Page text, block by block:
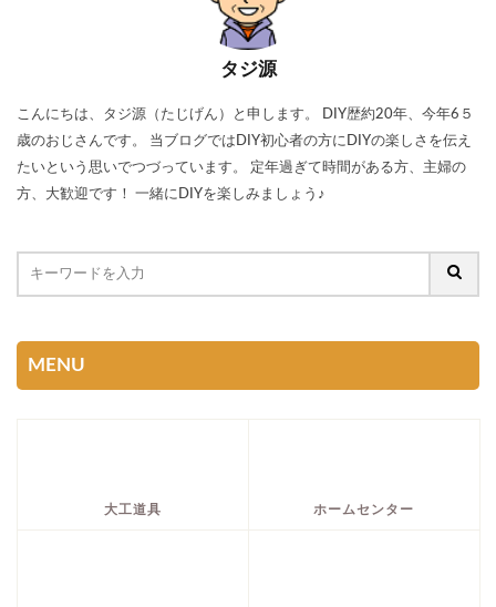
タジ源
こんにちは、タジ源（たじげん）と申します。 DIY歴約20年、今年6５
歳のおじさんです。 当ブログではDIY初心者の方にDIYの楽しさを伝え
たいという思いでつづっています。 定年過ぎて時間がある方、主婦の
方、大歓迎です！ 一緒にDIYを楽しみましょう♪
MENU
大工道具 ホームセンター